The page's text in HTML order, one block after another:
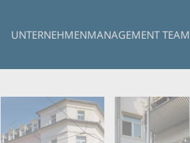
UNTERNEHMENMANAGEMENT TEAM